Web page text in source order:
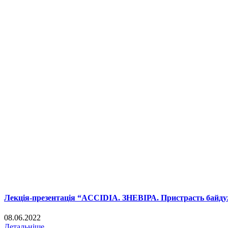
Лекція-презентація “ACCIDIA. ЗНЕВІРА. Пристрасть
08.06.2022